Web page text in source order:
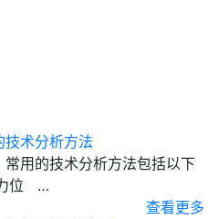
技术分析方法
用的技术分析方法包括以下
力位 …
查看更多